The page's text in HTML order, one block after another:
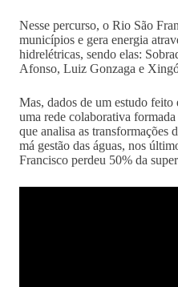
Nesse percurso, o Rio São
municípios e gera energia
hidrelétricas, sendo elas:
Afonso, Luiz Gonzaga e
Mas, dados de um estudo
uma rede colaborativa
que analisa as transformações
má gestão das águas, nos
Francisco perdeu 50% da